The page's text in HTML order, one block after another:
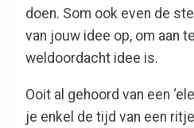
doen. Som ook even de
van jouw idee op, om aan
weldoordacht idee is.
Ooit al gehoord van een
je enkel de tijd van een